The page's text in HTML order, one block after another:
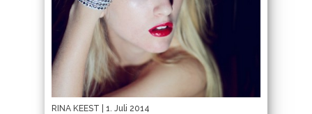
RINA KEEST | 1. Juli 2014